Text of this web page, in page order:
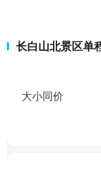
长白山北景区单
大小同价